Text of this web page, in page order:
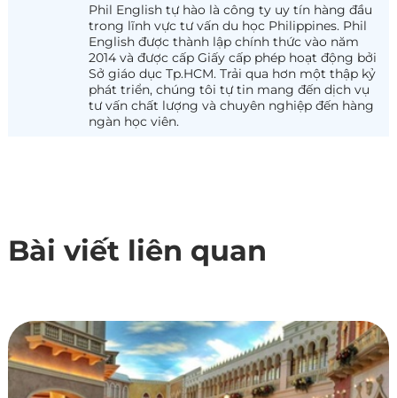
Phil English tự hào là công ty uy tín hàng đầu
trong lĩnh vực tư vấn du học Philippines. Phil
English được thành lập chính thức vào năm
2014 và được cấp Giấy cấp phép hoạt động bởi
Sở giáo dục Tp.HCM. Trải qua hơn một thập kỷ
phát triển, chúng tôi tự tin mang đến dịch vụ
tư vấn chất lượng và chuyên nghiệp đến hàng
ngàn học viên.
Bài viết liên quan